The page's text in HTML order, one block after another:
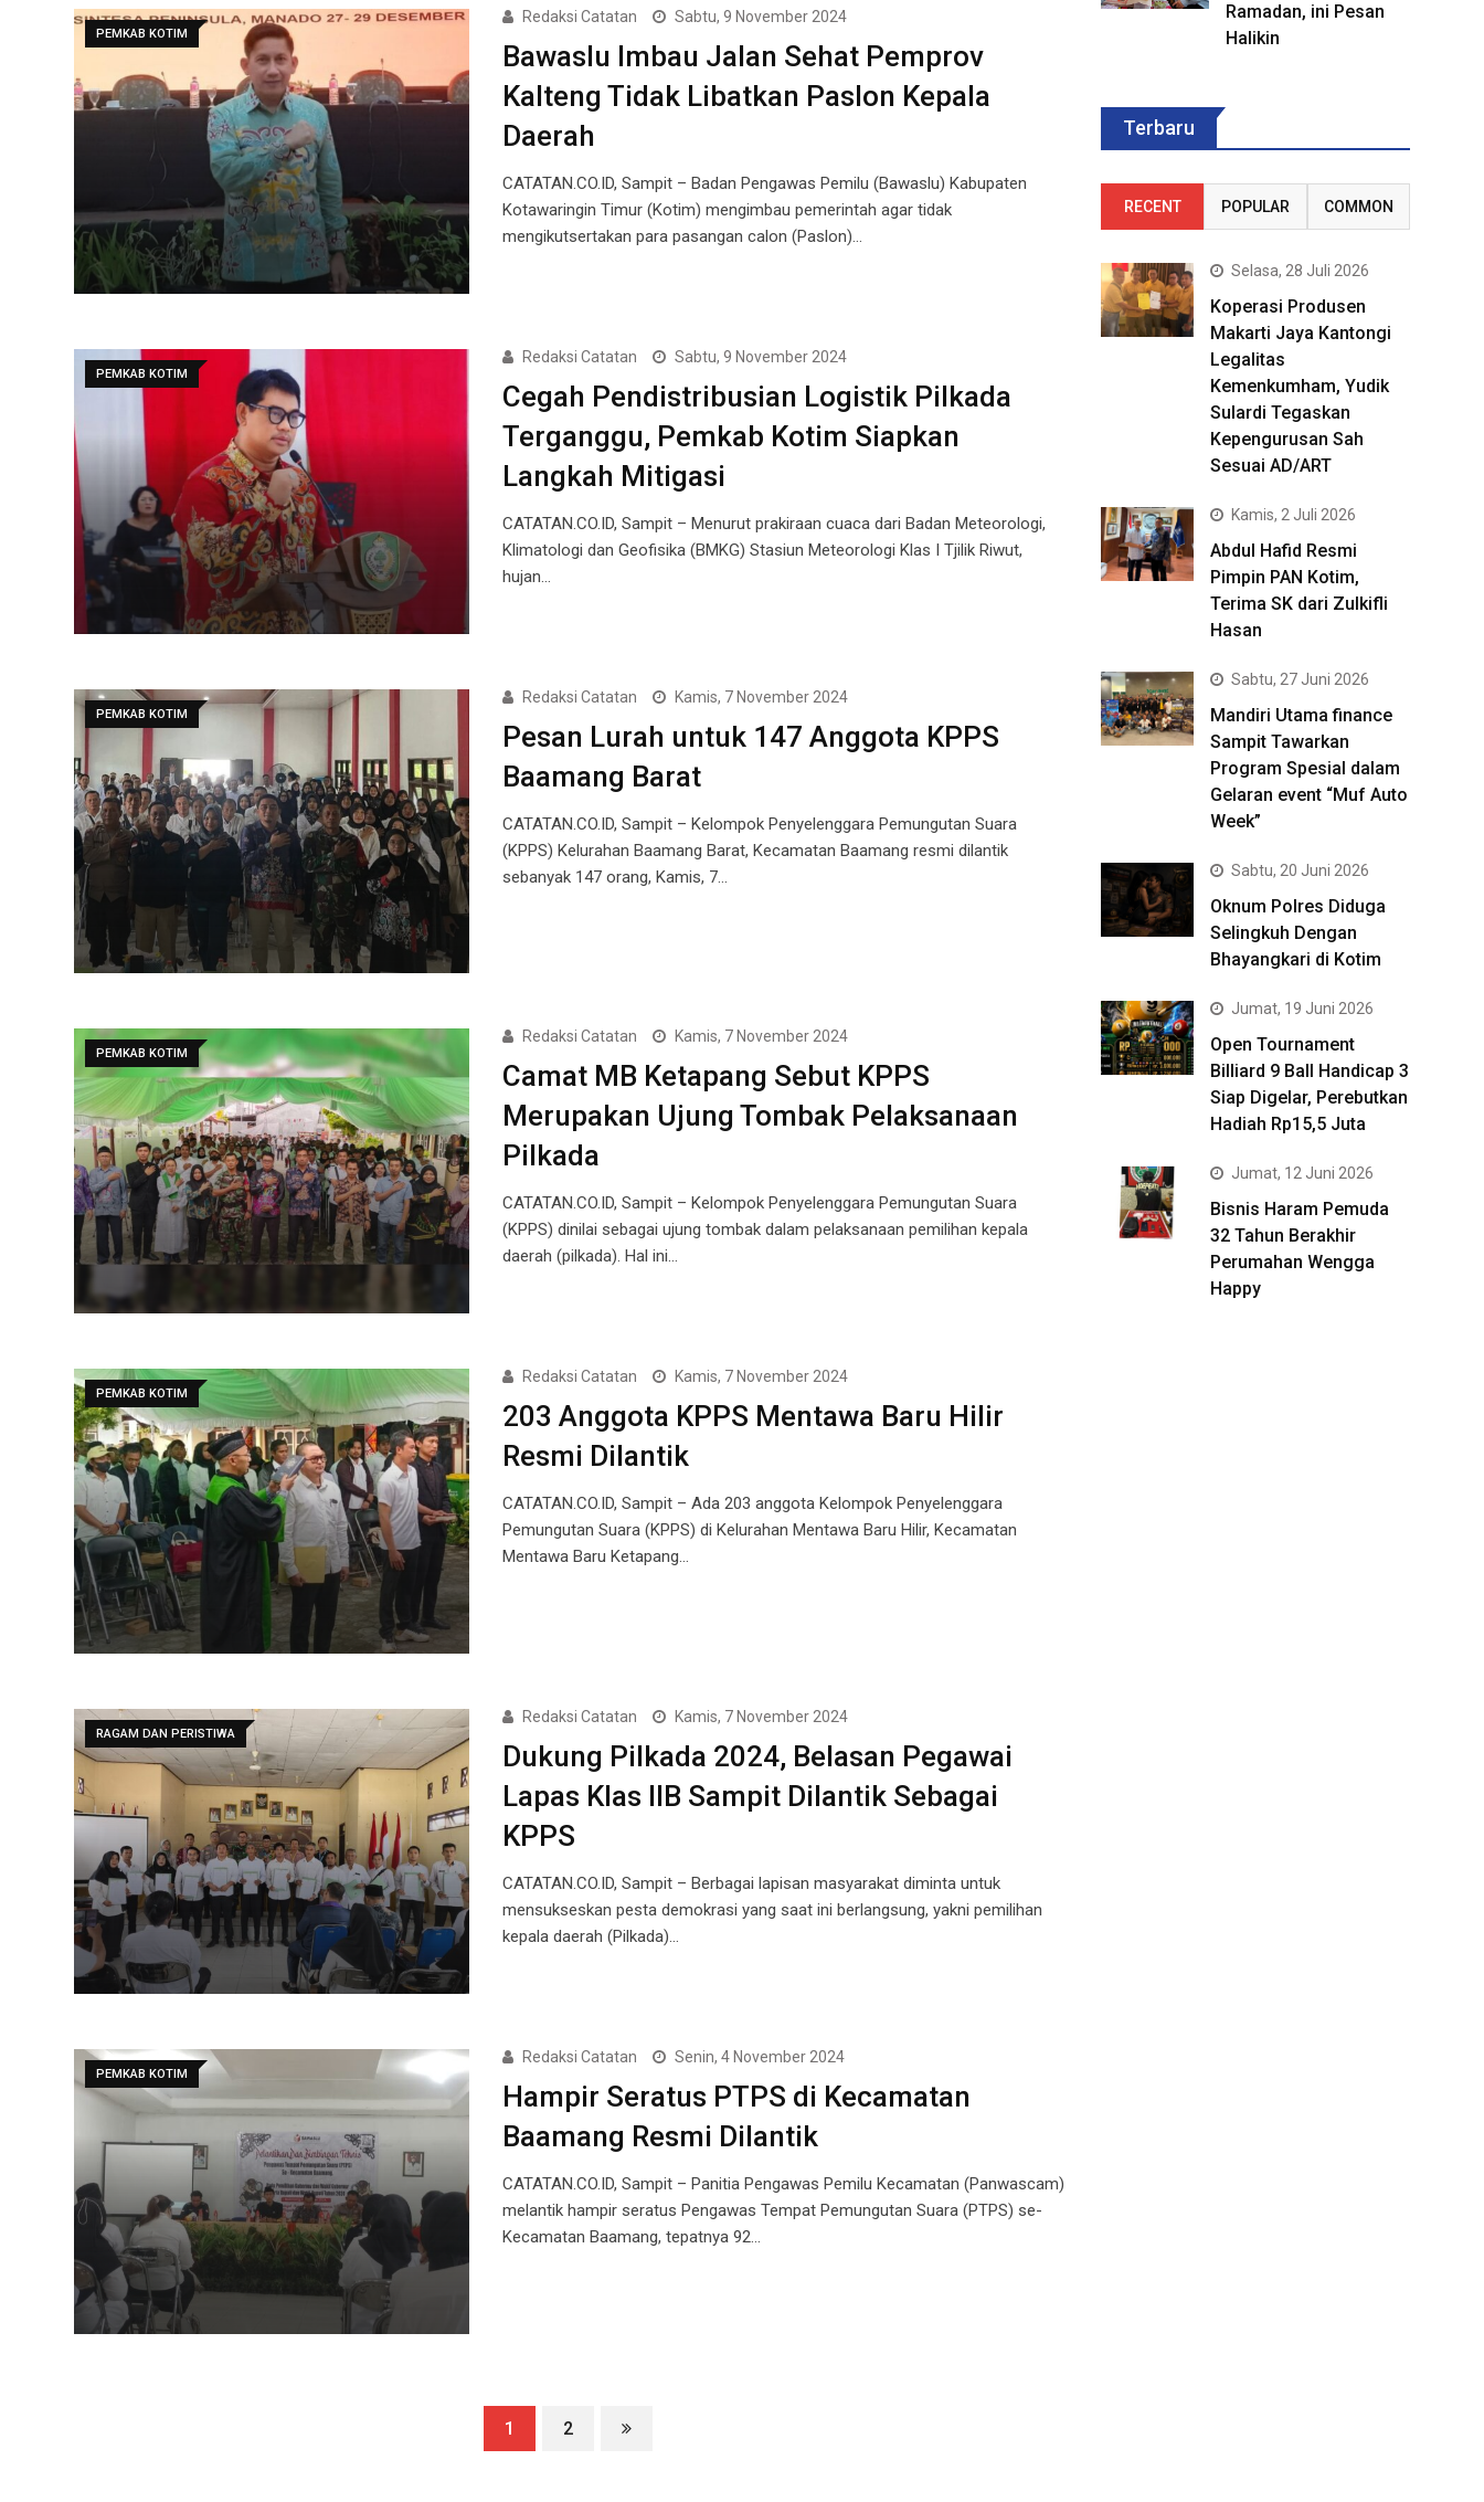
PEMKAB KOTIM
Redaksi Catatan Sabtu, 9 November 2024
Bawaslu Imbau Jalan Sehat Pemprov
Kalteng Tidak Libatkan Paslon Kepala
Daerah
CATATAN.CO.ID, Sampit – Badan Pengawas Pemilu (Bawaslu) Kabupaten
Kotawaringin Timur (Kotim) mengimbau pemerintah agar tidak
mengikutsertakan para pasangan calon (Paslon)…
PEMKAB KOTIM
Redaksi Catatan Sabtu, 9 November 2024
Cegah Pendistribusian Logistik Pilkada
Terganggu, Pemkab Kotim Siapkan
Langkah Mitigasi
CATATAN.CO.ID, Sampit – Menurut prakiraan cuaca dari Badan Meteorologi,
Klimatologi dan Geofisika (BMKG) Stasiun Meteorologi Klas I Tjilik Riwut,
hujan…
PEMKAB KOTIM
Redaksi Catatan Kamis, 7 November 2024
Pesan Lurah untuk 147 Anggota KPPS
Baamang Barat
CATATAN.CO.ID, Sampit – Kelompok Penyelenggara Pemungutan Suara
(KPPS) Kelurahan Baamang Barat, Kecamatan Baamang resmi dilantik
sebanyak 147 orang, Kamis, 7…
PEMKAB KOTIM
Redaksi Catatan Kamis, 7 November 2024
Camat MB Ketapang Sebut KPPS
Merupakan Ujung Tombak Pelaksanaan
Pilkada
CATATAN.CO.ID, Sampit – Kelompok Penyelenggara Pemungutan Suara
(KPPS) dinilai sebagai ujung tombak dalam pelaksanaan pemilihan kepala
daerah (pilkada). Hal ini…
PEMKAB KOTIM
Redaksi Catatan Kamis, 7 November 2024
203 Anggota KPPS Mentawa Baru Hilir
Resmi Dilantik
CATATAN.CO.ID, Sampit – Ada 203 anggota Kelompok Penyelenggara
Pemungutan Suara (KPPS) di Kelurahan Mentawa Baru Hilir, Kecamatan
Mentawa Baru Ketapang…
RAGAM DAN PERISTIWA
Redaksi Catatan Kamis, 7 November 2024
Dukung Pilkada 2024, Belasan Pegawai
Lapas Klas IIB Sampit Dilantik Sebagai
KPPS
CATATAN.CO.ID, Sampit – Berbagai lapisan masyarakat diminta untuk
mensukseskan pesta demokrasi yang saat ini berlangsung, yakni pemilihan
kepala daerah (Pilkada)…
PEMKAB KOTIM
Redaksi Catatan Senin, 4 November 2024
Hampir Seratus PTPS di Kecamatan
Baamang Resmi Dilantik
CATATAN.CO.ID, Sampit – Panitia Pengawas Pemilu Kecamatan (Panwascam)
melantik hampir seratus Pengawas Tempat Pemungutan Suara (PTPS) se-
Kecamatan Baamang, tepatnya 92…
1 2
Ramadan, ini Pesan
Halikin
Terbaru
RECENT POPULAR COMMON
Selasa, 28 Juli 2026
Koperasi Produsen
Makarti Jaya Kantongi
Legalitas
Kemenkumham, Yudik
Sulardi Tegaskan
Kepengurusan Sah
Sesuai AD/ART
Kamis, 2 Juli 2026
Abdul Hafid Resmi
Pimpin PAN Kotim,
Terima SK dari Zulkifli
Hasan
Sabtu, 27 Juni 2026
Mandiri Utama finance
Sampit Tawarkan
Program Spesial dalam
Gelaran event “Muf Auto
Week”
Sabtu, 20 Juni 2026
Oknum Polres Diduga
Selingkuh Dengan
Bhayangkari di Kotim
Jumat, 19 Juni 2026
Open Tournament
Billiard 9 Ball Handicap 3
Siap Digelar, Perebutkan
Hadiah Rp15,5 Juta
Jumat, 12 Juni 2026
Bisnis Haram Pemuda
32 Tahun Berakhir
Perumahan Wengga
Happy